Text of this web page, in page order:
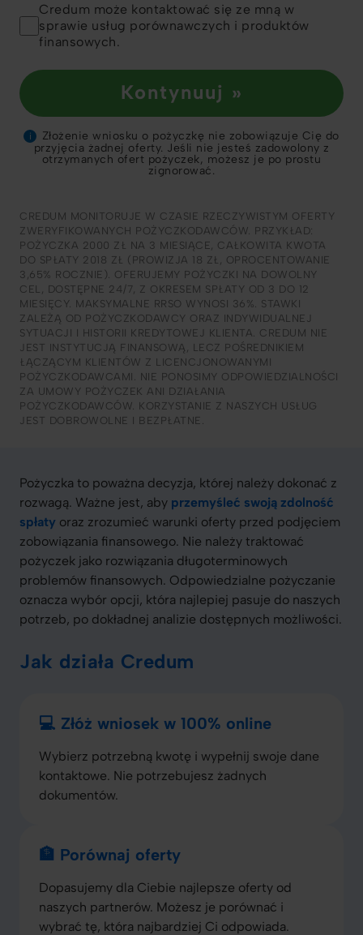
Credum może kontaktować się ze mną w
sprawie usług porównawczych i produktów
finansowych.
Kontynuuj »
i
Złożenie wniosku o pożyczkę nie zobowiązuje Cię do
przyjęcia żadnej oferty. Jeśli nie jesteś zadowolony z
otrzymanych ofert pożyczek, możesz je po prostu
zignorować.
CREDUM MONITORUJE W CZASIE RZECZYWISTYM OFERTY
ZWERYFIKOWANYCH POŻYCZKODAWCÓW. PRZYKŁAD:
POŻYCZKA 2000 ZŁ NA 3 MIESIĄCE, CAŁKOWITA KWOTA
DO SPŁATY 2018 ZŁ (PROWIZJA 18 ZŁ, OPROCENTOWANIE
3,65% ROCZNIE). OFERUJEMY POŻYCZKI NA DOWOLNY
CEL, DOSTĘPNE 24/7, Z OKRESEM SPŁATY OD 3 DO 12
MIESIĘCY. MAKSYMALNE RRSO WYNOSI 36%. STAWKI
ZALEŻĄ OD POŻYCZKODAWCY ORAZ INDYWIDUALNEJ
SYTUACJI I HISTORII KREDYTOWEJ KLIENTA. CREDUM NIE
JEST INSTYTUCJĄ FINANSOWĄ, LECZ POŚREDNIKIEM
ŁĄCZĄCYM KLIENTÓW Z LICENCJONOWANYMI
POŻYCZKODAWCAMI. NIE PONOSIMY ODPOWIEDZIALNOŚCI
ZA UMOWY POŻYCZEK ANI DZIAŁANIA
POŻYCZKODAWCÓW. KORZYSTANIE Z NASZYCH USŁUG
JEST DOBROWOLNE I BEZPŁATNE.
Pożyczka to poważna decyzja, której należy dokonać z
rozwagą. Ważne jest, aby przemyśleć swoją zdolność
spłaty oraz zrozumieć warunki oferty przed podjęciem
zobowiązania finansowego. Nie należy traktować
pożyczek jako rozwiązania długoterminowych
problemów finansowych. Odpowiedzialne pożyczanie
oznacza wybór opcji, która najlepiej pasuje do naszych
potrzeb, po dokładnej analizie dostępnych możliwości.
Jak działa Credum
💻 Złóż wniosek w 100% online
Wybierz potrzebną kwotę i wypełnij swoje dane
kontaktowe. Nie potrzebujesz żadnych
dokumentów.
🏦 Porównaj oferty
Dopasujemy dla Ciebie najlepsze oferty od
naszych partnerów. Możesz je porównać i
wybrać tę, która najbardziej Ci odpowiada.